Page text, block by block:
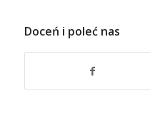
Doceń i poleć nas